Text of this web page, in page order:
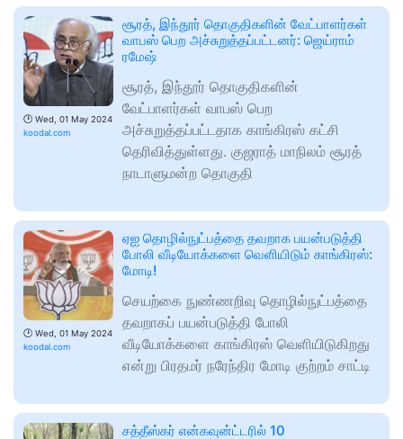
🕑 Wed, 01 May 2024
koodal.com
சூரத், இந்தூர் தொகுதிகளின் வேட்பாளர்கள்
வாபஸ் பெற அச்சுறுத்தப்பட்டனர்: ஜெய்ராம்
ரமேஷ்
சூரத், இந்தூர் தொகுதிகளின்
வேட்பாளர்கள் வாபஸ் பெற
அச்சுறுத்தப்பட்டதாக காங்கிரஸ் கட்சி
தெரிவித்துள்ளது. குஜராத் மாநிலம் சூரத்
நாடாளுமன்ற தொகுதி
🕑 Wed, 01 May 2024
koodal.com
ஏஐ தொழில்நுட்பத்தை தவறாக பயன்படுத்தி
போலி வீடியோக்களை வெளியிடும் காங்கிரஸ்:
மோடி!
செயற்கை நுண்ணறிவு தொழில்நுட்பத்தை
தவறாகப் பயன்படுத்தி போலி
வீடியோக்களை காங்கிரஸ் வெளியிடுகிறது
என்று பிரதமர் நரேந்திர மோடி குற்றம் சாட்டி
சத்தீஸ்கர் என்கவுன்ட்டரில் 10